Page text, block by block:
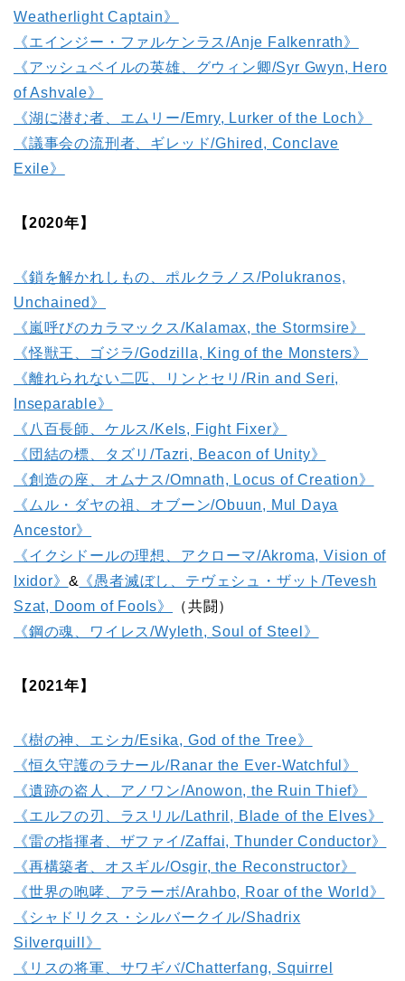
Weatherlight Captain》
《エインジー・ファルケンラス/Anje Falkenrath》
《アッシュベイルの英雄、グウィン卿/Syr Gwyn, Hero
of Ashvale》
《湖に潜む者、エムリー/Emry, Lurker of the Loch》
《議事会の流刑者、ギレッド/Ghired, Conclave
Exile》
【2020年】
《鎖を解かれしもの、ポルクラノス/Polukranos,
Unchained》
《嵐呼びのカラマックス/Kalamax, the Stormsire》
《怪獣王、ゴジラ/Godzilla, King of the Monsters》
《離れられない二匹、リンとセリ/Rin and Seri,
Inseparable》
《八百長師、ケルス/Kels, Fight Fixer》
《団結の標、タズリ/Tazri, Beacon of Unity》
《創造の座、オムナス/Omnath, Locus of Creation》
《ムル・ダヤの祖、オブーン/Obuun, Mul Daya
Ancestor》
《イクシドールの理想、アクローマ/Akroma, Vision of
Ixidor》 & 《愚者滅ぼし、テヴェシュ・ザット/Tevesh
Szat, Doom of Fools》
（共闘）
《鋼の魂、ワイレス/Wyleth, Soul of Steel》
【2021年】
《樹の神、エシカ/Esika, God of the Tree》
《恒久守護のラナール/Ranar the Ever-Watchful》
《遺跡の盗人、アノワン/Anowon, the Ruin Thief》
《エルフの刃、ラスリル/Lathril, Blade of the Elves》
《雷の指揮者、ザファイ/Zaffai, Thunder Conductor》
《再構築者、オスギル/Osgir, the Reconstructor》
《世界の咆哮、アラーボ/Arahbo, Roar of the World》
《シャドリクス・シルバークイル/Shadrix
Silverquill》
《リスの将軍、サワギバ/Chatterfang, Squirrel